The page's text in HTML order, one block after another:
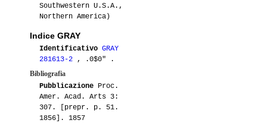
Southwestern U.S.A.,
Northern America)
Indice GRAY
Identificativo GRAY
281613-2 , .0$0" .
Bibliografia
Pubblicazione Proc.
Amer. Acad. Arts 3:
307. [prepr. p. 51.
1856]. 1857